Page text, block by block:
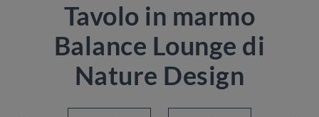
Tavolo in marmo
Balance Lounge di
Nature Design